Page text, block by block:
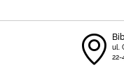
ul.
22-